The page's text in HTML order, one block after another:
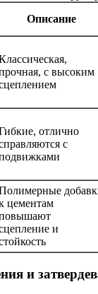
Описание
с высоким
отлично
с
цементам
и
и